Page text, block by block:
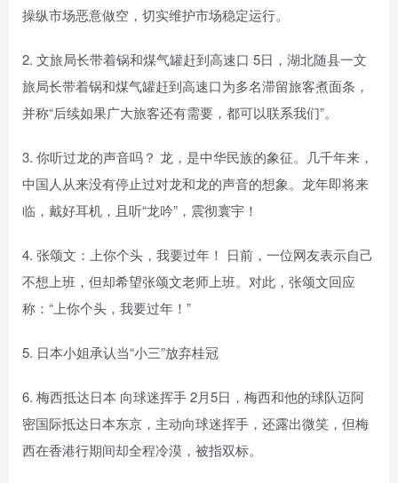
操纵市场恶意做空，切实维护市场稳定运行。
2. 文旅局长带着锅和煤气罐赶到高速口 5日，湖北随县一文
旅局长带着锅和煤气罐赶到高速口为多名滞留旅客煮面条，
并称“后续如果广大旅客还有需要，都可以联系我们”。
3. 你听过龙的声音吗？ 龙，是中华民族的象征。几千年来，
中国人从来没有停止过对龙和龙的声音的想象。龙年即将来
临，戴好耳机，且听“龙吟”，震彻寰宇！
4. 张颂文：上你个头，我要过年！ 日前，一位网友表示自己
不想上班，但却希望张颂文老师上班。对此，张颂文回应
称：“上你个头，我要过年！”
5. 日本小姐承认当“小三”放弃桂冠
6. 梅西抵达日本 向球迷挥手 2月5日，梅西和他的球队迈阿
密国际抵达日本东京，主动向球迷挥手，还露出微笑，但梅
西在香港行期间却全程冷漠，被指双标。